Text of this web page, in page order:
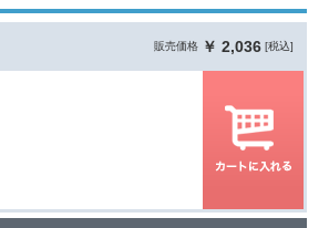
販売価格 ￥ 2,036 [税込]